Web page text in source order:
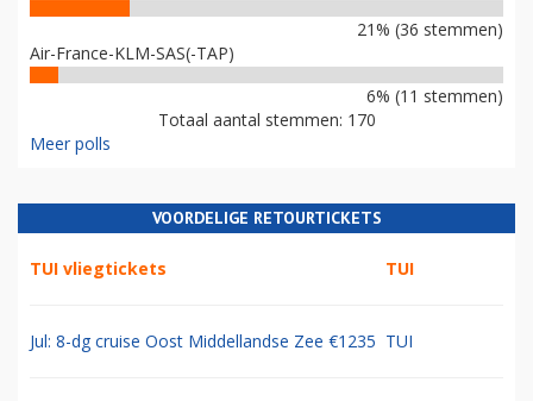
21% (36 stemmen)
Air-France-KLM-SAS(-TAP)
6% (11 stemmen)
Totaal aantal stemmen: 170
Meer polls
VOORDELIGE RETOURTICKETS
TUI vliegtickets TUI
Jul: 8-dg cruise Oost Middellandse Zee €1235 TUI